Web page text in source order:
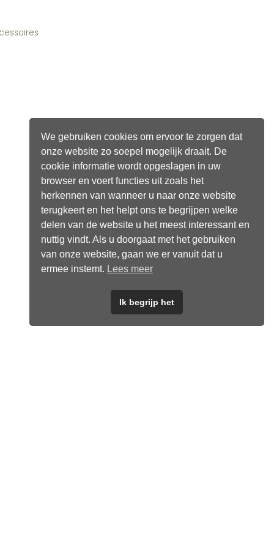
We gebruiken cookies om ervoor te zorgen dat
onze website zo soepel mogelijk draait. De
cookie informatie wordt opgeslagen in uw
browser en voert functies uit zoals het
herkennen van wanneer u naar onze website
terugkeert en het helpt ons te begrijpen welke
delen van de website u het meest interessant en
nuttig vindt. Als u doorgaat met het gebruiken
van onze website, gaan we er vanuit dat u
ermee instemt. Lees meer
Ik begrijp het